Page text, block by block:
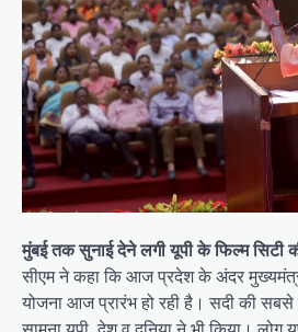
मुंबई तक सुनाई देने लगी यूपी के फिल्म सिटी
सीएम ने कहा कि आज प्रदेश के अंदर मुख्यमंत्री
योजना आज प्रारंभ हो रही है। सदी की सबसे